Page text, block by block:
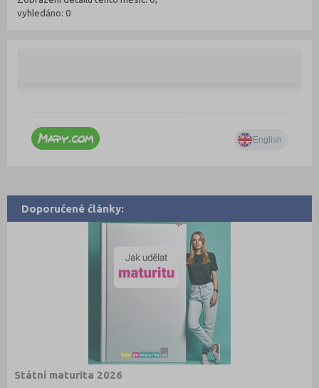
vyhledáno: 0
Doporučené články:
Státní maturita 2026